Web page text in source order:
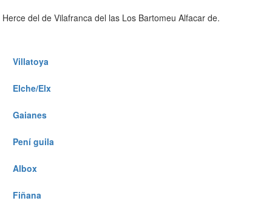
Herce del de Vilafranca del las Los Bartomeu Alfacar de.
Villatoya
Elche/Elx
Gaianes
Pení guila
Albox
Fiñana